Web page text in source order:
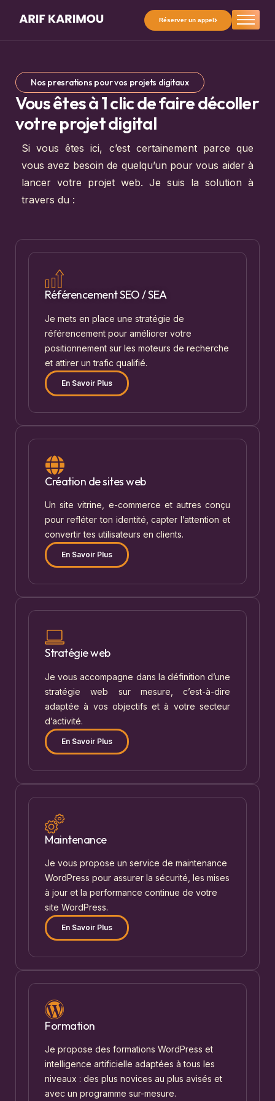
Prestations
Ressources
Formations
Blog
Réserver un appel
Nos presrations pour vos projets digitaux
Vous êtes à 1 clic de faire décoller
votre projet digital
Si vous êtes ici, c’est certainement parce que
vous avez besoin de quelqu’un pour vous aider à
lancer votre projet web. Je suis la solution à
travers du :
Stratégie web
Je vous accompagne dans la définition d’une
stratégie web sur mesure, c’est-à-dire
adaptée à vos objectifs et à votre secteur
d’activité.
En Savoir Plus
Création de sites web
Un site vitrine, e-commerce et autres conçu
pour refléter ton identité, capter l’attention et
convertir tes utilisateurs en clients.
En Savoir Plus
Référencement SEO / SEA
Je mets en place une stratégie de
référencement pour améliorer votre
positionnement sur les moteurs de recherche
et attirer un trafic qualifié.
En Savoir Plus
Formation
Je propose des formations WordPress et
intelligence artificielle adaptées à tous les
niveaux : des plus novices au plus avisés et
avec un programme sur-mesure.
Maintenance
Je vous propose un service de maintenance
WordPress pour assurer la sécurité, les mises
à jour et la performance continue de votre
site WordPress.
En Savoir Plus